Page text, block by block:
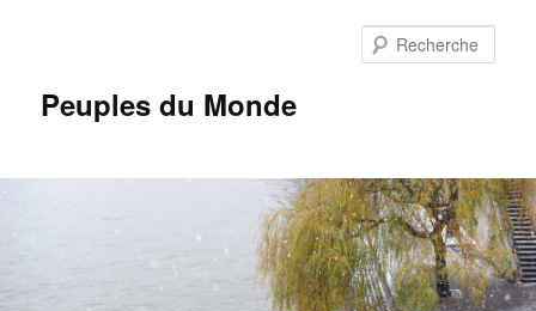
Peuples du Monde